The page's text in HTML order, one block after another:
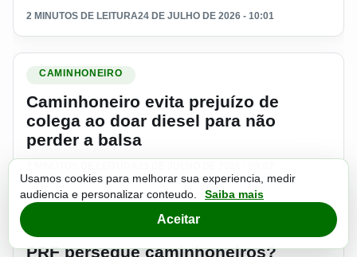
2 MINUTOS DE LEITURA24 DE JULHO DE 2026 - 10:01
Ler materia: Caminhoneiro evita prejuízo de colega ao doar
CAMINHONEIRO
Caminhoneiro evita prejuízo de
colega ao doar diesel para não
perder a balsa
Ler materia: PRF persegue caminhoneiros? Inspetor
PRF persegue caminhoneiros?
Usamos cookies para melhorar sua experiencia, medir
audiencia e personalizar conteudo.
Saiba mais
Aceitar